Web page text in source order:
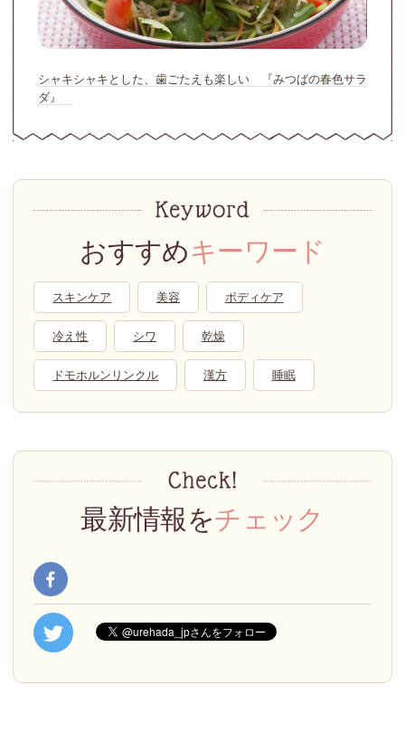
シャキシャキとした、歯ごたえも楽しい 『みつばの春色サラ
ダ』
おすすめキーワード
スキンケア 美容 ボディケア
冷え性 シワ 乾燥
ドモホルンリンクル 漢方 睡眠
最新情報をチェック